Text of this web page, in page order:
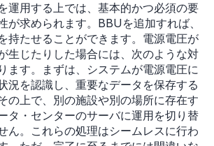
運用する上では、基本的かつ必須の要
が求められます。BBUを追加すれば、
持たせることができます。電源電圧が
生じたりした場合には、次のような対
ます。まずは、システムが電源電圧に
況を認識し、重要なデータを保存する
の上で、別の施設や別の場所に存在す
タ・センターのサーバに運用を切り替
ん。これらの処理はシームレスに行わ